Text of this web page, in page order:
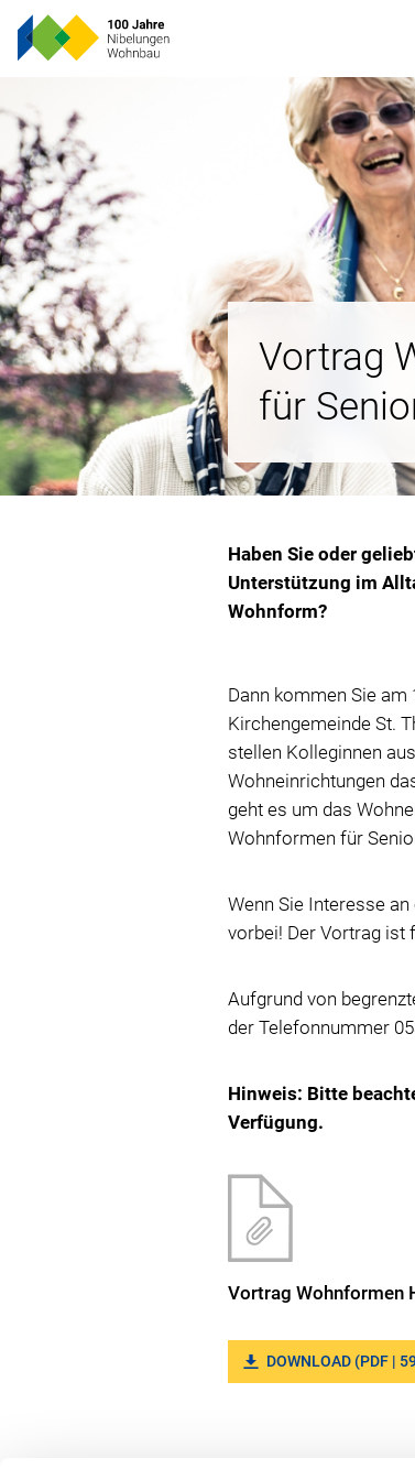
Vortrag
für
Haben Sie oder
Unterstützung im
Wohnform?
Dann kommen Sie am
Kirchengemeinde St.
stellen Kolleginnen
Wohneinrichtungen
geht es um das
Wohnformen für
Wenn Sie Interesse
vorbei! Der Vortrag ist
Aufgrund von
der Telefonnummer
Hinweis: Bitte
Verfügung.
Vortrag Wohnformen
DOWNLOAD (PDF |